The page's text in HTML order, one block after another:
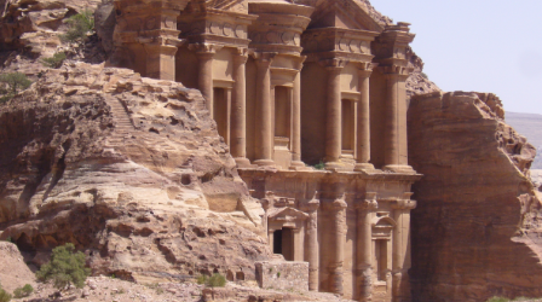
ALBANIE
ALGÉRIE
ANGOLA
ARABIE SAOUDITE
ARGENTINE
ARMÉNIE
AZERBAÏDJAN
BANGLADESH
BÉNIN